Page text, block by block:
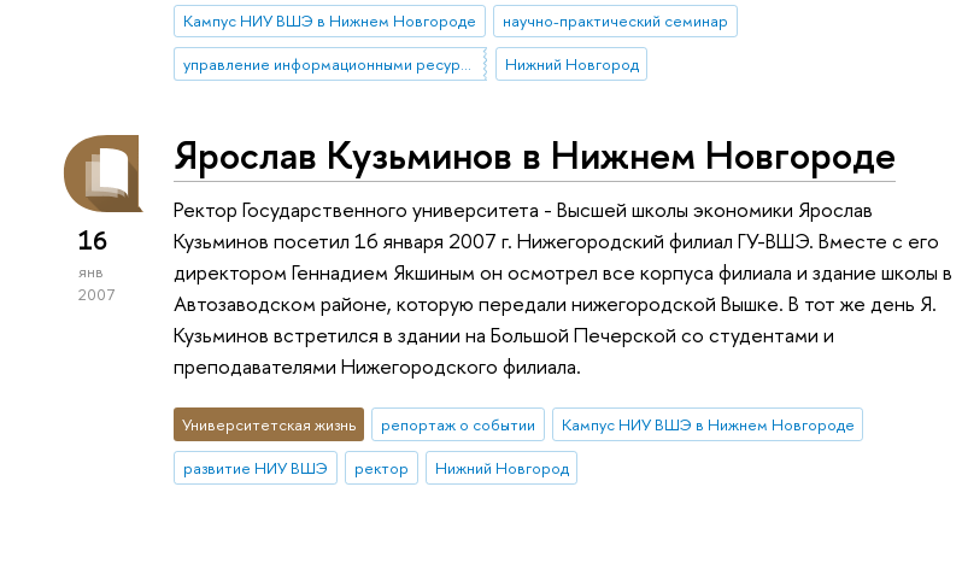
Кампус НИУ ВШЭ в Нижнем Новгороде
научно-практический семинар
управление информационными ресурсами
Нижний Новгород
16
янв
2007
Ярослав Кузьминов в Нижнем Новгороде
Ректор Государственного университета - Высшей школы экономики Ярослав
Кузьминов посетил 16 января 2007 г. Нижегородский филиал ГУ-ВШЭ. Вместе с его
директором Геннадием Якшиным он осмотрел все корпуса филиала и здание школы в
Автозаводском районе, которую передали нижегородской Вышке. В тот же день Я.
Кузьминов встретился в здании на Большой Печерской со студентами и
преподавателями Нижегородского филиала.
Университетская жизнь репортаж о событии
Кампус НИУ ВШЭ в Нижнем Новгороде
развитие НИУ ВШЭ
ректор Нижний Новгород